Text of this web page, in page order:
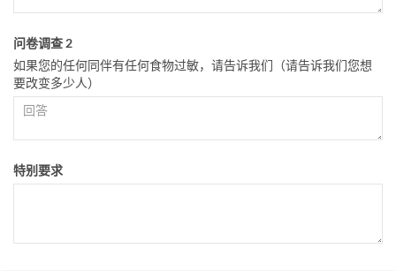
问卷调查 2
如果您的任何同伴有任何食物过敏，请告诉我们（请告诉我们您想
要改变多少人）
特别要求